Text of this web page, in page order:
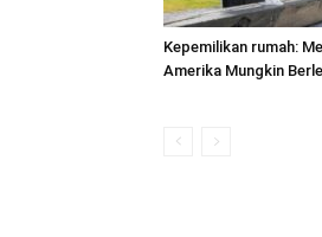
Kepemilikan rumah:
Amerika Mungkin